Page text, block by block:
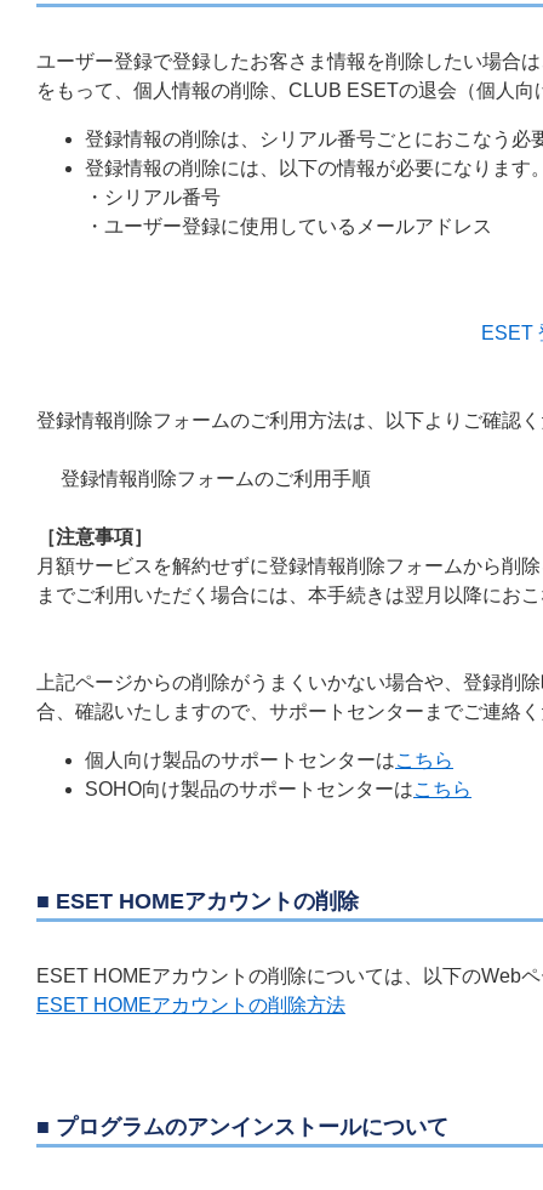
ユーザー登録で登録したお客さま情報を削除したい場合
をもって、個人情報の削除、CLUB ESETの退会（個人向
登録情報の削除は、シリアル番号ごとにおこなう必
登録情報の削除には、以下の情報が必要になります
・シリアル番号
・ユーザー登録に使用しているメールアドレス
ESET
登録情報削除フォームのご利用方法は、以下よりご確認
登録情報削除フォームのご利用手順
［注意事項］
月額サービスを解約せずに登録情報削除フォームから削
までご利用いただく場合には、本手続きは翌月以降にお
上記ページからの削除がうまくいかない場合や、登録削
合、確認いたしますので、サポートセンターまでご連絡
個人向け製品のサポートセンターはこちら
SOHO向け製品のサポートセンターはこちら
■ ESET HOMEアカウントの削除
ESET HOMEアカウントの削除については、以下のWeb
ESET HOMEアカウントの削除方法
■ プログラムのアンインストールについて